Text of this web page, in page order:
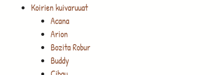
Koirien kuivaruuat
Acana
Arion
Bozita Robur
Buddy